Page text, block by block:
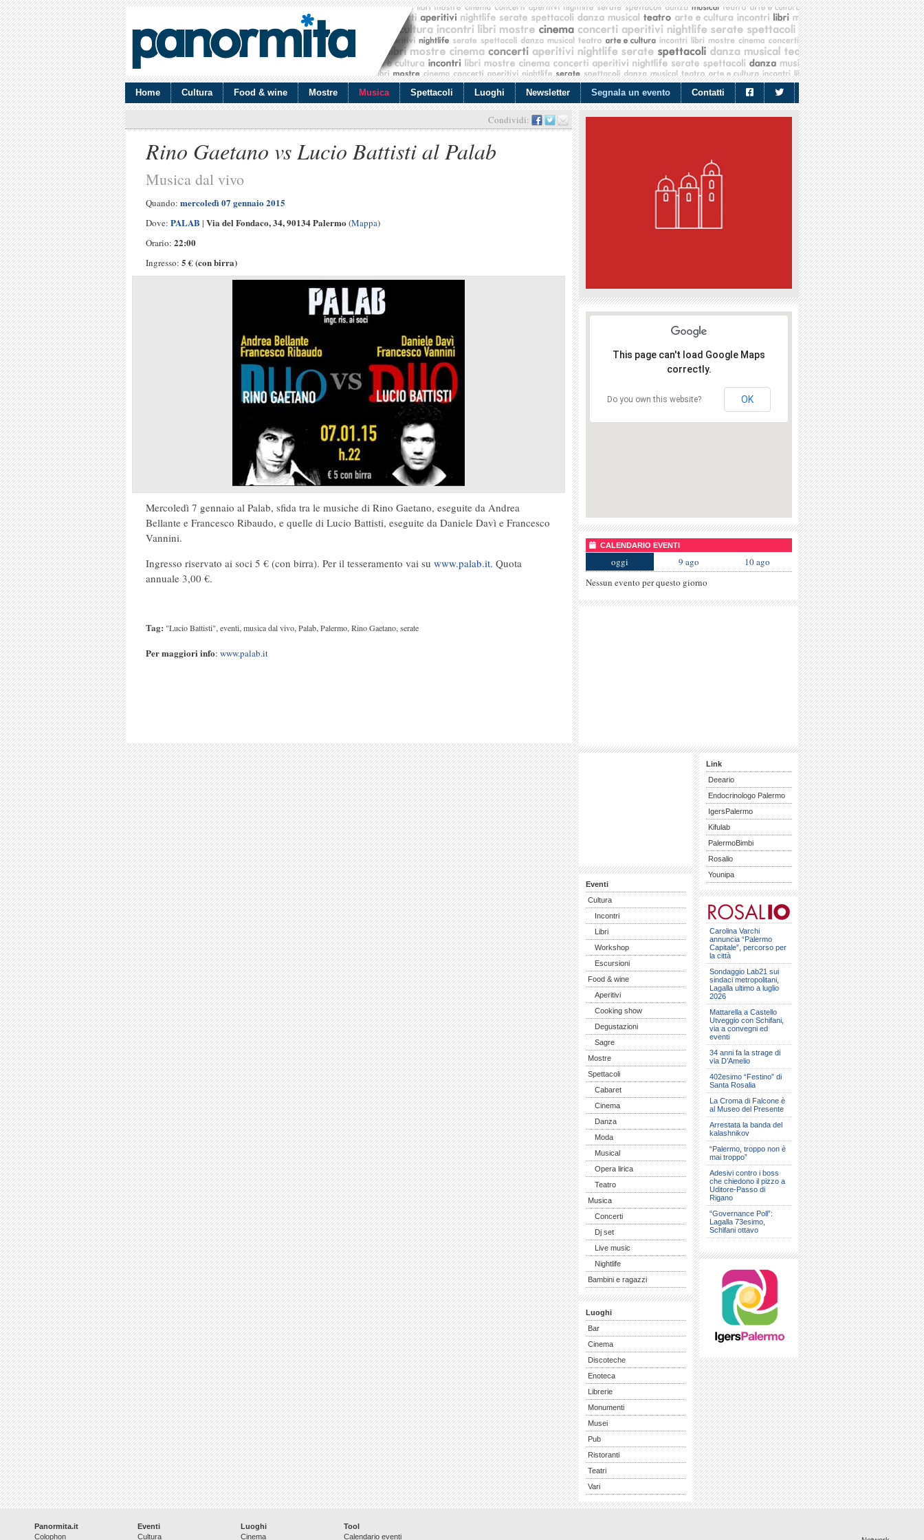
Home Cultura Food & wine Mostre Musica Spettacoli Luoghi Newsletter Segnala un evento Contatti
Condividi:
Rino Gaetano vs Lucio Battisti al Palab
Musica dal vivo
Quando: mercoledì 07 gennaio 2015
Dove: PALAB | Via del Fondaco, 34, 90134 Palermo (Mappa)
Orario: 22:00
Ingresso: 5 € (con birra)
Mercoledì 7 gennaio al Palab, sfida tra le musiche di Rino Gaetano, eseguite da Andrea
Bellante e Francesco Ribaudo, e quelle di Lucio Battisti, eseguite da Daniele Davì e Francesco
Vannini.
Ingresso riservato ai soci 5 € (con birra). Per il tesseramento vai su www.palab.it. Quota
annuale 3,00 €.
Tag: "Lucio Battisti",eventi,musica dal vivo,Palab,Palermo,Rino Gaetano,serate
Per maggiori info: www.palab.it
This page can't load Google Maps
correctly.
Do you own this website? OK
CALENDARIO EVENTI
oggi 9 ago
10 ago
Nessun evento per questo giorno
Eventi
Cultura
Incontri
Libri
Workshop
Escursioni
Food & wine
Aperitivi
Cooking show
Degustazioni
Sagre
Mostre
Spettacoli
Cabaret
Cinema
Danza
Moda
Musical
Opera lirica
Teatro
Musica
Concerti
Dj set
Live music
Nightlife
Bambini e ragazzi
Luoghi
Bar
Cinema
Discoteche
Enoteca
Librerie
Monumenti
Musei
Pub
Ristoranti
Teatri
Vari
Link
Deeario
Endocrinologo Palermo
IgersPalermo
Kifulab
PalermoBimbi
Rosalio
Younipa
Carolina Varchi
annuncia “Palermo
Capitale”, percorso per
la città
Sondaggio Lab21 sui
sindaci metropolitani,
Lagalla ultimo a luglio
2026
Mattarella a Castello
Utveggio con Schifani,
via a convegni ed
eventi
34 anni fa la strage di
via D’Amelio
402esimo “Festino” di
Santa Rosalia
La Croma di Falcone è
al Museo del Presente
Arrestata la banda del
kalashnikov
“Palermo, troppo non è
mai troppo”
Adesivi contro i boss
che chiedono il pizzo a
Uditore-Passo di
Rigano
“Governance Poll”:
Lagalla 73esimo,
Schifani ottavo
Panormita.it
Colophon
Eventi
Cultura
Luoghi
Cinema
Tool
Calendario eventi